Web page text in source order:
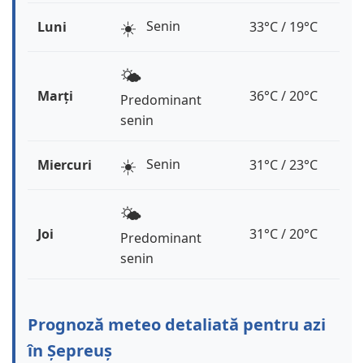
Luni ☀️ Senin 33°C / 19°C
Marți
🌤️
Predominant
senin
36°C / 20°C
Miercuri ☀️ Senin 31°C / 23°C
Joi
🌤️
Predominant
senin
31°C / 20°C
Prognoză meteo detaliată pentru azi
în Șepreuș